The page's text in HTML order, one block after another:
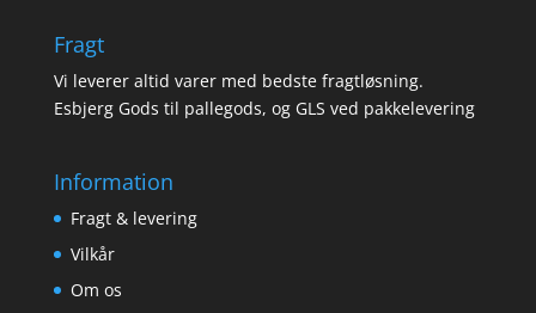
Fragt
Vi leverer altid varer med bedste fragtløsning.
Esbjerg Gods til pallegods, og GLS ved pakkelevering
Information
Fragt & levering
Vilkår
Om os